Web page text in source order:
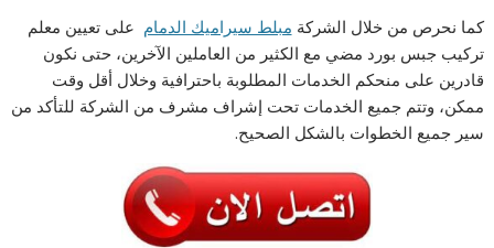
كما نحرص من خلال الشركة مبلط سيراميك الدمام على تعيين معلم
تركيب جبس بورد مضي مع الكثير من العاملين الآخرين، حتى نكون
قادرين على منحكم الخدمات المطلوبة باحترافية وخلال أقل وقت
ممكن، وتتم جميع الخدمات تحت إشراف مشرف من الشركة للتأكد من
سير جميع الخطوات بالشكل الصحيح.